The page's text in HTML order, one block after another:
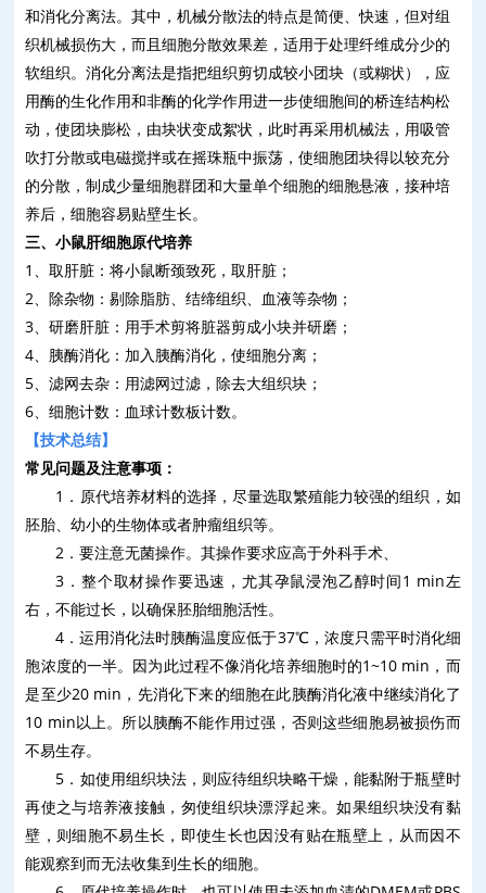
和消化分离法。其中，机械分散法的特点是简便、快速，但对组
织机械损伤大，而且细胞分散效果差，适用于处理纤维成分少的
软组织。消化分离法是指把组织剪切成较小团块（或糊状），应
用酶的生化作用和非酶的化学作用进一步使细胞间的桥连结构松
动，使团块膨松，由块状变成絮状，此时再采用机械法，用吸管
吹打分散或电磁搅拌或在摇珠瓶中振荡，使细胞团块得以较充分
的分散，制成少量细胞群团和大量单个细胞的细胞悬液，接种培
养后，细胞容易贴壁生长。
三、小鼠肝细胞原代培养
1 、取肝脏：将小鼠断颈致死，取肝脏；
2、除杂物：剔除脂肪、结缔组织、血液等杂物；
3、研磨肝脏：用手术剪将脏器剪成小块并研磨；
4、胰酶消化：加入胰酶消化，使细胞分离；
5、滤网去杂：用滤网过滤，除去大组织块；
6、细胞计数：血球计数板计数。
【技术总结】
常见问题及注意事项：
1 ．原代培养材料的选择，尽量选取繁殖能力较强的组织，如
胚胎、幼小的生物体或者肿瘤组织等。
2 ．要注意无菌操作。其操作要求应高于外科手术、
3 ．整个取材操作要迅速，尤其孕鼠浸泡乙醇时间1 min左
右，不能过长，以确保胚胎细胞活性。
4 ．运用消化法时胰酶温度应低于37℃，浓度只需平时消化细
胞浓度的一半。因为此过程不像消化培养细胞时的1~10 min ，而
是至少20 min ，先消化下来的细胞在此胰酶消化液中继续消化了
10 min以上。所以胰酶不能作用过强，否则这些细胞易被损伤而
不易生存。
5 ．如使用组织块法，则应待组织块略干燥，能黏附于瓶壁时
再使之与培养液接触，匆使组织块漂浮起来。如果组织块没有黏
壁，则细胞不易生长，即使生长也因没有贴在瓶壁上，从而因不
能观察到而无法收集到生长的细胞。